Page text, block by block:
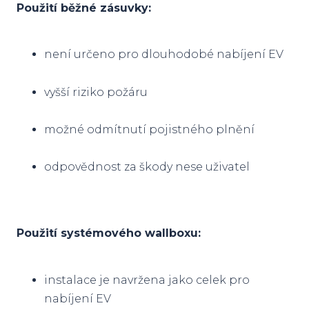
Použití běžné zásuvky:
není určeno pro dlouhodobé nabíjení EV
vyšší riziko požáru
možné odmítnutí pojistného plnění
odpovědnost za škody nese uživatel
Použití systémového wallboxu:
instalace je navržena jako celek pro
nabíjení EV